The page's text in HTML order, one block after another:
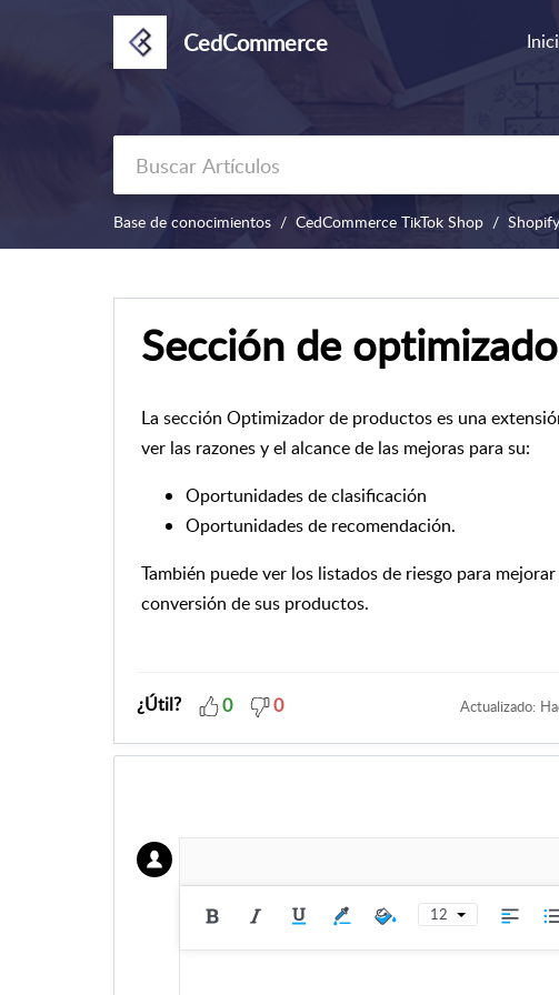
CedCommerce
Base de conocimientos CedCommerce TikTok Shop Shopify
Sección de
La sección Optimizador de productos es una
ver las razones y el alcance de las mejoras para su:
Oportunidades de clasificación
Oportunidades de recomendación.
También puede ver los listados de riesgo para
conversión de sus productos.
¿Útil? 0 0 Actualizado:
12